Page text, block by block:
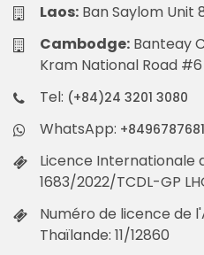
Laos: Ban Saylom Unit
Cambodge: Banteay
Kram National Road #6
Tel: (+84)24 3201 3080
WhatsApp:
Licence Internationale
1683/2022/TCDL-GP
Numéro de licence de
Thaïlande: 11/12860